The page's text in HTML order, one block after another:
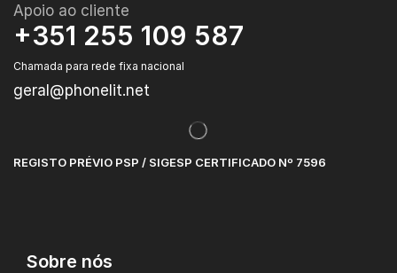
Apoio ao cliente
+351 255 109 587
Chamada para rede fixa nacional
geral@phonelit.net
REGISTO PRÉVIO PSP / SIGESP CERTIFICADO Nº 7596
Sobre nós